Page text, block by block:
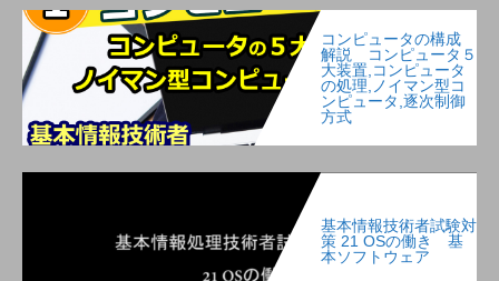
コンピュータの構成
解説 コンピュータ５
大装置,コンピュータ
の処理,ノイマン型コ
ンピュータ,逐次制御
方式
基本情報技術者試験対
策 21 OSの働き 基
本ソフトウェア